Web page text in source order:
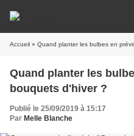
Accueil » Quand planter les bulbes en
Quand planter les
bouquets d'hiver ?
Publié le 25/09/2019 à 15:17
Par Melle Blanche